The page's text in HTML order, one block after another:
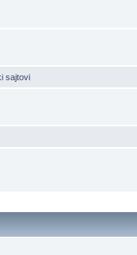
sajtovi